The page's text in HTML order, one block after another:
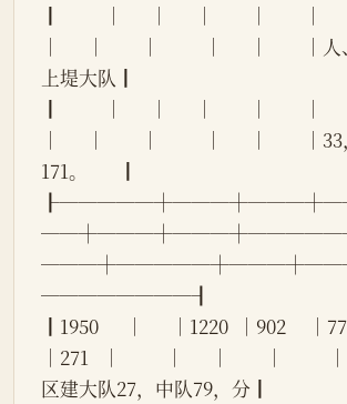
┃          │      │      │        │        │
│      │        │          │      │        │人、
上堤大队┃
┃          │      │      │        │        │
│      │        │          │      │        │33
171。       ┃
────────┨
┃1950      │      │1220  │902
│271   │          │      │        │
区建大队27，中队79，分┃